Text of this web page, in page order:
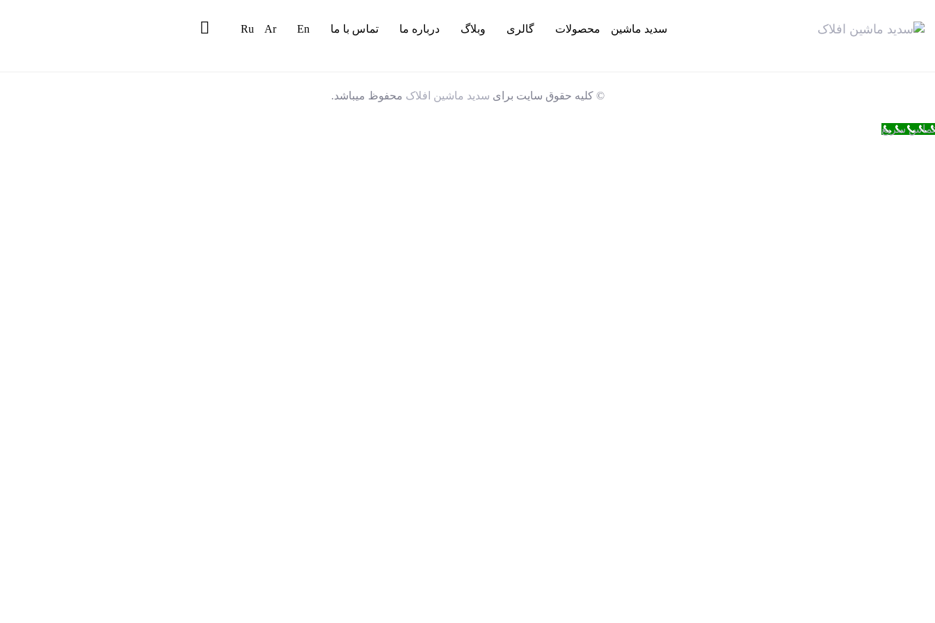
سدید ماشین محصولات گالری وبلاگ درباره ما تماس با ما En
Ar
Ru
© کلیه حقوق سایت برای سدید ماشین افلاک محفوظ میباشد.
تماس سریع